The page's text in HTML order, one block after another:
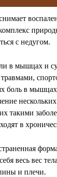
с недугом.
в мышцах и
боль в
такими
в
весь вес
и плечи.